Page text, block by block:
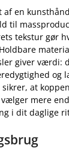
af en
til
tekstur gør
giver værdi:
og
at
mere
i dit daglige